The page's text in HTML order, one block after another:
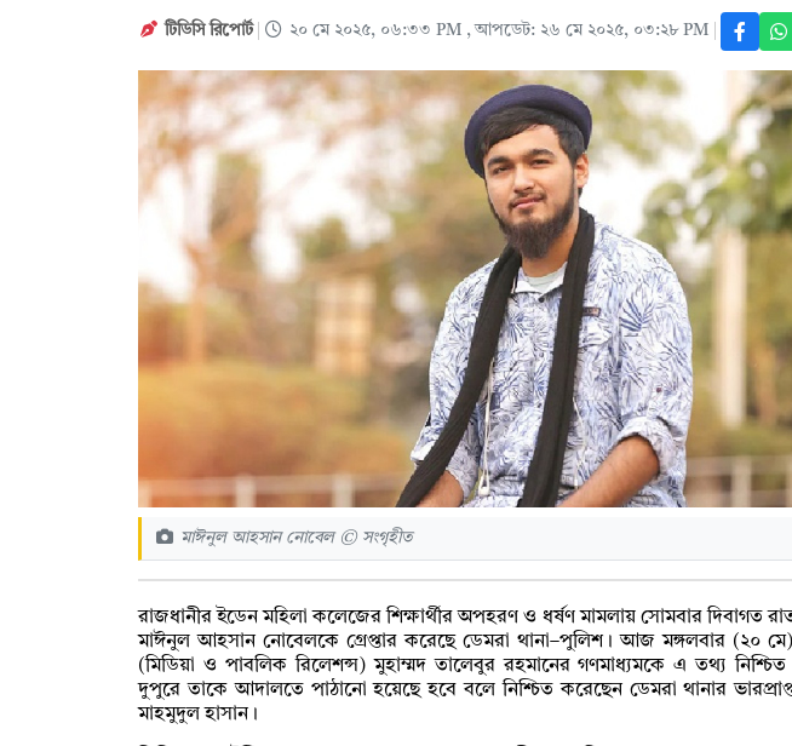
টিডিসি রিপোর্ট ২০ মে ২০২৫, ০৬:৩৩ PM , আপডেট: ২৬ মে ২০২৫, ০৩:২৮ PM
মাঈনুল আহসান নোবেল © সংগৃহীত
রাজধানীর ইডেন মহিলা কলেজের শিক্ষার্থীর অপহরণ ও ধর্ষণ মামলায় সোমবার দিবাগত রাত
মাঈনুল আহসান নোবেলকে গ্রেপ্তার করেছে ডেমরা থানা–পুলিশ। আজ মঙ্গলবার (২০
(মিডিয়া ও পাবলিক রিলেশন্স) মুহাম্মদ তালেবুর রহমানের গণমাধ্যমকে এ তথ্য
দুপুরে তাকে আদালতে পাঠানো হয়েছে হবে বলে নিশ্চিত করেছেন ডেমরা থানার
মাহমুদুল হাসান।